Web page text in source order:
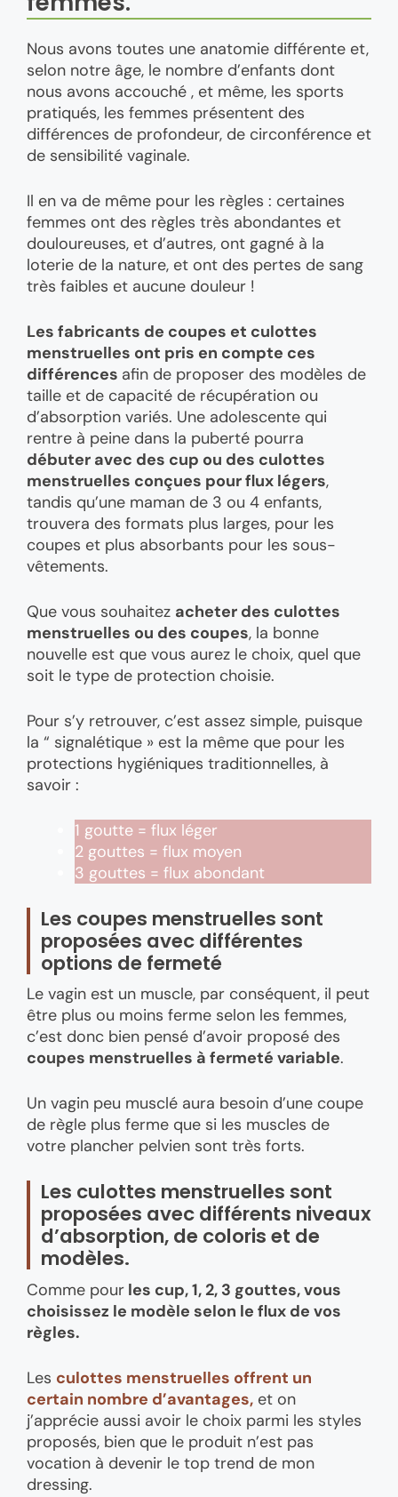
Nous avons toutes une anatomie différente et,
selon notre âge, le nombre d’enfants dont
nous avons accouché , et même, les sports
pratiqués, les femmes présentent des
différences de profondeur, de circonférence et
de sensibilité vaginale.
Il en va de même pour les règles : certaines
femmes ont des règles très abondantes et
douloureuses, et d’autres, ont gagné à la
loterie de la nature, et ont des pertes de sang
très faibles et aucune douleur !
Les fabricants de coupes et culottes
menstruelles ont pris en compte ces
différences afin de proposer des modèles de
taille et de capacité de récupération ou
d’absorption variés. Une adolescente qui
rentre à peine dans la puberté pourra
débuter avec des cup ou des culottes
menstruelles conçues pour flux légers,
tandis qu’une maman de 3 ou 4 enfants,
trouvera des formats plus larges, pour les
coupes et plus absorbants pour les sous-
vêtements.
Que vous souhaitez acheter des culottes
menstruelles ou des coupes, la bonne
nouvelle est que vous aurez le choix, quel que
soit le type de protection choisie.
Pour s’y retrouver, c’est assez simple, puisque
la “ signalétique » est la même que pour les
protections hygiéniques traditionnelles, à
savoir :
1 goutte = flux léger
2 gouttes = flux moyen
3 gouttes = flux abondant
Les coupes menstruelles sont
proposées avec différentes
options de fermeté
Le vagin est un muscle, par conséquent, il peut
être plus ou moins ferme selon les femmes,
c’est donc bien pensé d’avoir proposé des
coupes menstruelles à fermeté variable.
Un vagin peu musclé aura besoin d’une coupe
de règle plus ferme que si les muscles de
votre plancher pelvien sont très forts.
Les culottes menstruelles sont
proposées avec différents niveaux
d’absorption, de coloris et de
modèles.
Comme pour les cup, 1, 2, 3 gouttes, vous
choisissez le modèle selon le flux de vos
règles.
Les culottes menstruelles offrent un
certain nombre d’avantages, et on
j’apprécie aussi avoir le choix parmi les styles
proposés, bien que le produit n’est pas
vocation à devenir le top trend de mon
dressing.